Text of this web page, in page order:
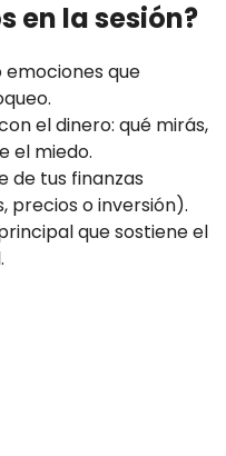
en la sesión?
que
el dinero: qué mirás,
el miedo.
de tus finanzas
precios o inversión).
que sostiene el